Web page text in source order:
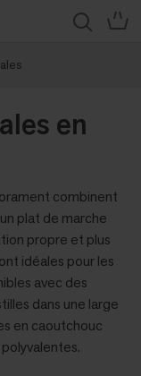
en
combinent
plat de marche
propre et plus
idéales pour les
avec des
dans une large
en caoutchouc